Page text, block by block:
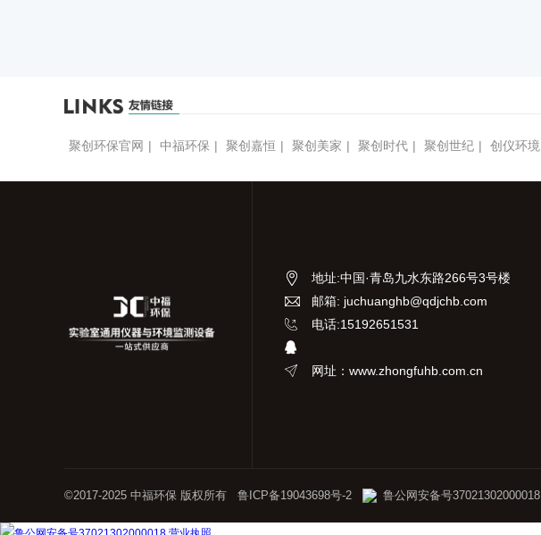
聚创环保官网 | 中福环保 | 聚创嘉恒 | 聚创美家 | 聚创时代 | 聚创世纪 | 创仪环境
地址:中国·青岛九水东路266号3号楼
邮箱: juchuanghb@qdjchb.com
电话:15192651531
网址：www.zhongfuhb.com.cn
©2017-2025 中福环保 版权所有 鲁ICP备19043698号-2 鲁公网安备号37021302000018